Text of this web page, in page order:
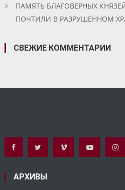
ПАМЯТЬ БЛАГОВЕРНЫХ
ПОЧТИЛИ В РАЗРУШЕННОМ
СВЕЖИЕ КОММЕНТАРИИ
АРХИВЫ